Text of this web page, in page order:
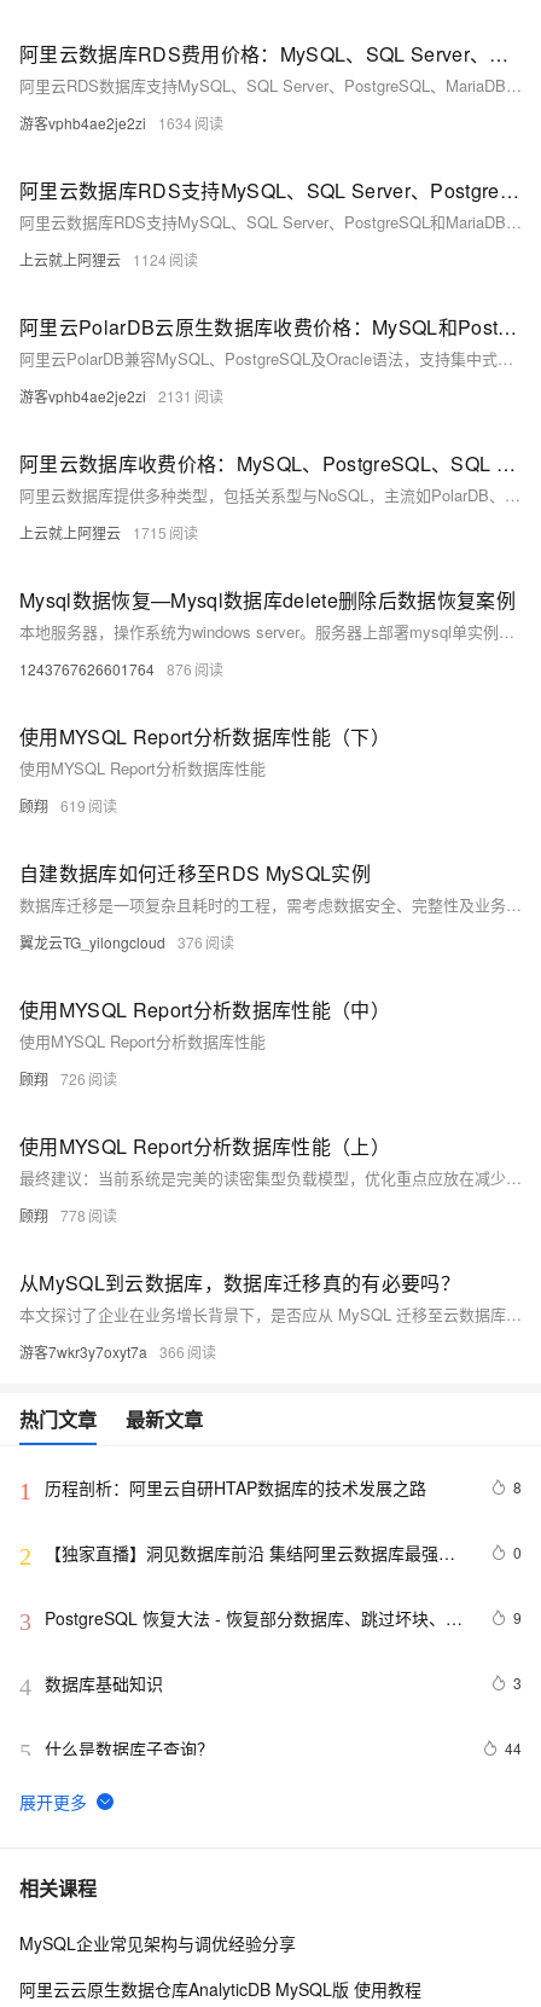
阿里云数据库RDS费用价格：MySQL、SQL Server、PostgreSQL和MariaDB引擎收费标准
阿里云RDS数据库支持MySQL、SQL Server、PostgreSQL、MariaDB，多种引擎优惠上线！MySQL倚天版88元/年，SQL Server 2核4G仅299元/年，PostgreSQL 227元/年起。高可用、可弹性伸缩，安全稳定。详情见官网活动页。
游客vphb4ae2je2zi 1634
阿里云数据库RDS支持MySQL、SQL Server、PostgreSQL和MariaDB引擎
阿里云数据库RDS支持MySQL、SQL Server、PostgreSQL和MariaDB引擎，提供高性价比、稳定安全的云数据库服务，适用于多种行业与业务场景。
上云就上阿狸云 1124
阿里云PolarDB云原生数据库收费价格：MySQL和PostgreSQL详细介绍
阿里云PolarDB兼容MySQL、PostgreSQL及Oracle语法，支持集中式与分布式架构。标准版2核4G年费1116元起，企业版最高性能达4核16G，支持HTAP与多级高可用，广泛应用于金融、政务、互联网等领域，TCO成本降低50%。
游客vphb4ae2je2zi 2131
阿里云数据库收费价格：MySQL、PostgreSQL、SQL Server和MariaDB引擎费用整理
阿里云数据库提供多种类型，包括关系型与NoSQL，主流如PolarDB、RDS MySQL/PostgreSQL、Redis等。价格低至21元/月起，支持按需付费与优惠套餐，适用于各类应用场景。
上云就上阿狸云 1715
Mysql数据恢复—Mysql数据库delete删除后数据恢复案例
本地服务器，操作系统为windows server。服务器上部署mysql单实例，innodb引擎，独立表空间。未进行数据库备份，未开启binlog。 人为误操作使用Delete命令删除数据时未添加where子句，导致全表数据被删除。删除后未对该表进行任何操作。需要恢复误删除的数据。 在本案例中的mysql数据库未进行备份，也未开启binlog日志，无法直接还原数据库。
1243767626601764 876
使用MYSQL Report分析数据库性能（下）
使用MYSQL Report分析数据库性能
顾翔 619
自建数据库如何迁移至RDS MySQL实例
数据库迁移是一项复杂且耗时的工程，需考虑数据安全、完整性及业务中断影响。使用阿里云数据传输服务DTS，可快速、平滑完成迁移任务，将应用停机时间降至分钟级。您还可通过全量备份自建数据库并恢复至RDS MySQL实例，实现间接迁移上云。
翼龙云TG_yilongcloud 376
使用MYSQL Report分析数据库性能（中）
使用MYSQL Report分析数据库性能
顾翔 726
使用MYSQL Report分析数据库性能（上）
最终建议：当前系统是完美的读密集型负载模型，优化重点应放在减少行读取量和提高数据定位效率。通过索引优化、分区策略和内存缓存，预期可降低30%的CPU负载，同时保持100%的缓冲池命中率。建议每百万次查询后刷新统计信息以持续优化
顾翔 778
从MySQL到云数据库，数据库迁移真的有必要吗？
本文探讨了企业在业务增长背景下，是否应从 MySQL 迁移至云数据库的决策问题。分析了 MySQL 的优势与瓶颈，对比了云数据库在存储计算分离、自动化运维、多负载支持等方面的优势，并提出判断迁移必要性的五个关键问题及实施路径，帮助企业理性决策并落地迁移方案。
游客7wkr3y7oxyt7a 366
热门文章 最新文章
1 历程剖析：阿里云自研HTAP数据库的技术发展之路 8
2
【独家直播】洞见数据库前沿 集结阿里云数据库最强阵
0
3
PostgreSQL 恢复大法 - 恢复部分数据库、跳过坏块、修
9
4 数据库基础知识 3
5 什么是数据库子查询？ 44
6
并发事务下各数据库外部表现实测之一（SQL Server
7 weblogic连接RAC数据库
8 「时序数据库」时间序列数据与MongoDB：第一部分-简
相关课程
MySQL企业常见架构与调优经验分享
阿里云云原生数据仓库AnalyticDB MySQL版 使用教程